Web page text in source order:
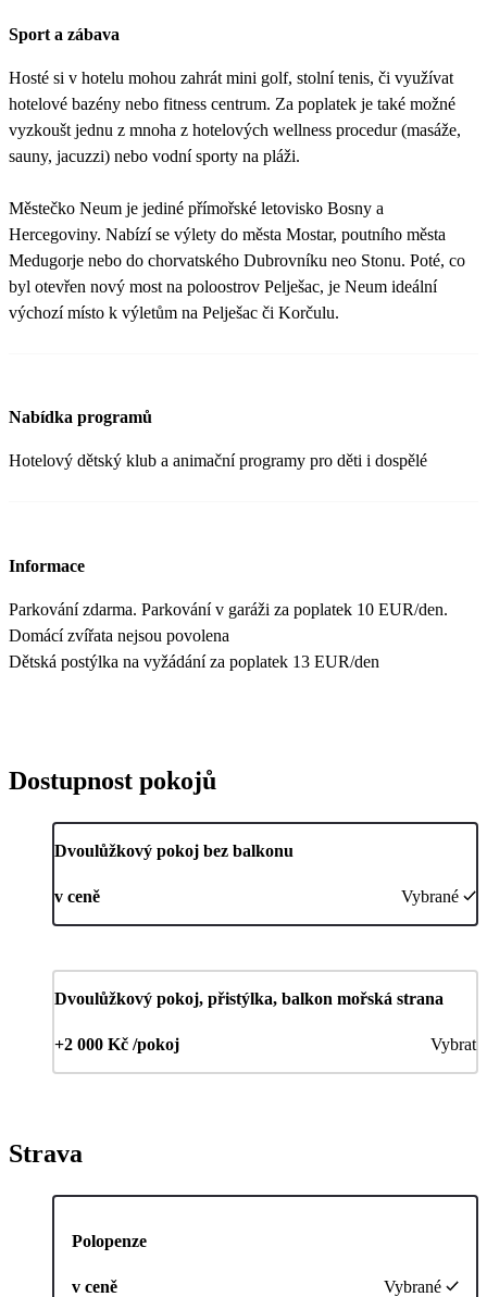
Sport a zábava
Hosté si v hotelu mohou zahrát mini golf, stolní tenis, či využívat
hotelové bazény nebo fitness centrum. Za poplatek je také možné
vyzkoušt jednu z mnoha z hotelových wellness procedur (masáže,
sauny, jacuzzi) nebo vodní sporty na pláži.
Městečko Neum je jediné přímořské letovisko Bosny a
Hercegoviny. Nabízí se výlety do města Mostar, poutního města
Medugorje nebo do chorvatského Dubrovníku neo Stonu. Poté, co
byl otevřen nový most na poloostrov Pelješac, je Neum ideální
výchozí místo k výletům na Pelješac či Korčulu.
Nabídka programů
Hotelový dětský klub a animační programy pro děti i dospělé
Informace
Parkování zdarma. Parkování v garáži za poplatek 10 EUR/den.
Domácí zvířata nejsou povolena
Dětská postýlka na vyžádání za poplatek 13 EUR/den
Dostupnost pokojů
Dvoulůžkový pokoj bez balkonu
v ceně Vybrané
Dvoulůžkový pokoj, přistýlka, balkon mořská strana
+2 000 Kč /pokoj Vybrat
Strava
Polopenze
v ceně Vybrané